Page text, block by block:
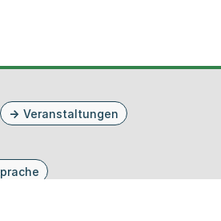
Veranstaltungen